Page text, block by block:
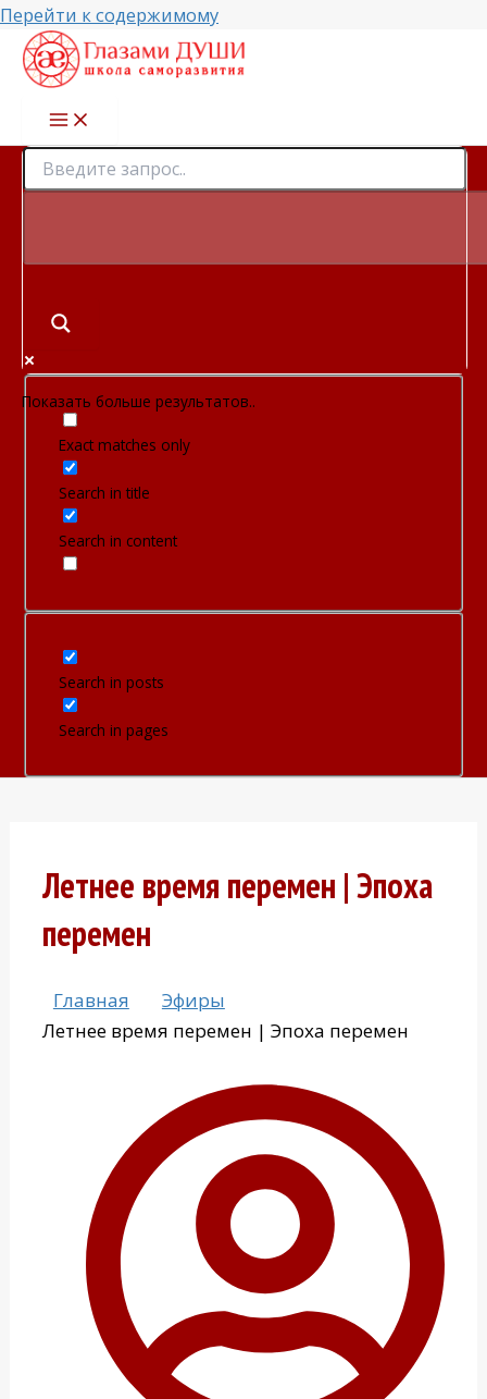
Перейти к содержимому
Показать больше результатов..
Exact matches only
Search in title
Search in content
Search in posts
Search in pages
Летнее время перемен | Эпоха
перемен
Главная
Эфиры
Летнее время перемен | Эпоха перемен